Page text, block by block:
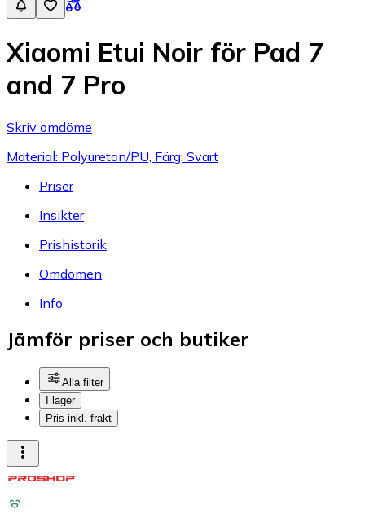
Xiaomi Etui Noir för Pad 7
and 7 Pro
Skriv omdöme
Material: Polyuretan/PU, Färg: Svart
Priser
Insikter
Prishistorik
Omdömen
Info
Jämför priser och butiker
Alla filter
I lager
Pris inkl. frakt